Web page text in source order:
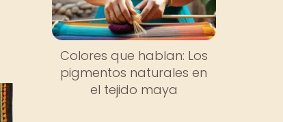
Colores que hablan: Los
pigmentos naturales en
el tejido maya